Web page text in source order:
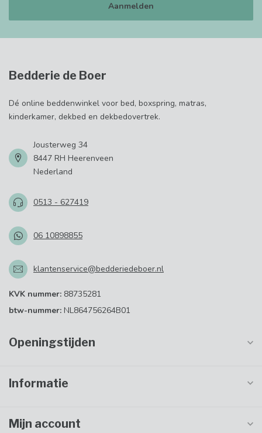
Aanmelden
Bedderie de Boer
Dé online beddenwinkel voor bed, boxspring, matras,
kinderkamer, dekbed en dekbedovertrek.
Jousterweg 34
8447 RH Heerenveen
Nederland
0513 - 627419
06 10898855
klantenservice@bedderiedeboer.nl
KVK nummer: 88735281
btw-nummer: NL864756264B01
Openingstijden
Informatie
Mijn account